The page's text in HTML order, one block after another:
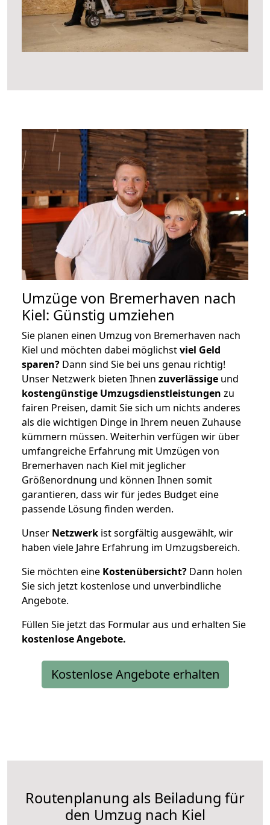
Umzüge von Bremerhaven nach
Kiel: Günstig umziehen
Sie planen einen Umzug von Bremerhaven nach
Kiel und möchten dabei möglichstviel Geld
sparen? Dann sind Sie bei uns genau richtig!
Unser Netzwerk bieten Ihnen zuverlässige und
kostengünstige Umzugsdienstleistungen zu
fairen Preisen, damit Sie sich um nichts anderes
als die wichtigen Dinge in Ihrem neuen Zuhause
kümmern müssen. Weiterhin verfügen wir über
umfangreiche Erfahrung mit Umzügen von
Bremerhaven nach Kiel mit jeglicher
Größenordnung und können Ihnen somit
garantieren, dass wir für jedes Budget eine
passende Lösung finden werden.
Unser Netzwerk ist sorgfältig ausgewählt, wir
haben viele Jahre Erfahrung im Umzugsbereich.
Sie möchten eine Kostenübersicht? Dann holen
Sie sich jetzt kostenlose und unverbindliche
Angebote.
Füllen Sie jetzt das Formular aus und erhalten Sie
kostenloseAngebote.
Kostenlose Angebote erhalten
Routenplanung als Beiladung für
den Umzug nach Kiel